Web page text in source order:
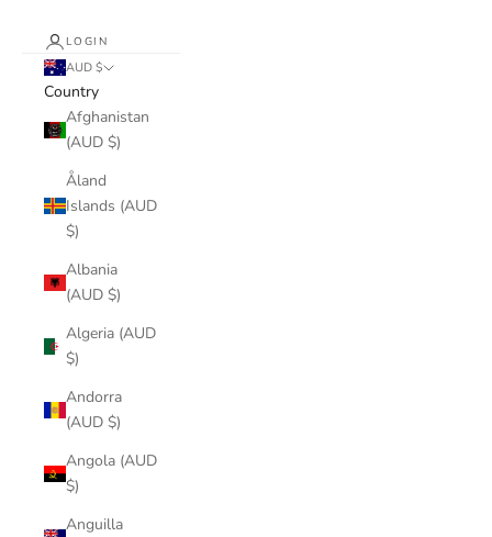
LOGIN
AUD $
Country
Afghanistan
(AUD $)
Åland
Islands (AUD
$)
Albania
(AUD $)
Algeria (AUD
$)
Andorra
(AUD $)
Angola (AUD
$)
Anguilla